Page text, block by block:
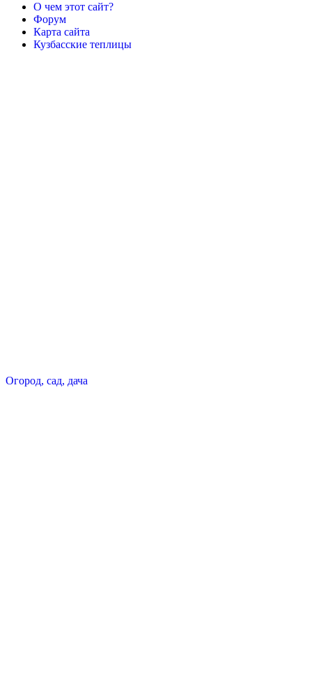
О чем этот сайт?
Форум
Карта сайта
Кузбасские теплицы
Огород, сад, дача